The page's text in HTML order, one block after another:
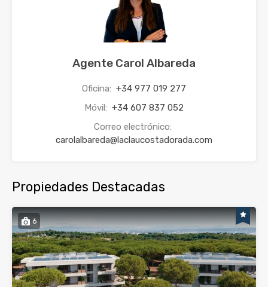
Agente Carol Albareda
Oficina: +34 977 019 277
Móvil: +34 607 837 052
Correo electrónico:
carolalbareda@laclaucostadorada.com
Propiedades Destacadas
6